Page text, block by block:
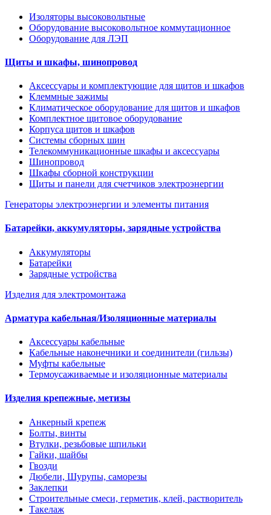
Изоляторы высоковольтные
Оборудование высоковольтное коммутационное
Оборудование для ЛЭП
Щиты и шкафы, шинопровод
Аксессуары и комплектующие для щитов и шкафов
Клеммные зажимы
Климатическое оборудование для щитов и шкафов
Комплектное щитовое оборудование
Корпуса щитов и шкафов
Системы сборных шин
Телекоммуникационные шкафы и аксессуары
Шинопровод
Шкафы сборной конструкции
Щиты и панели для счетчиков электроэнергии
Генераторы электроэнергии и элементы питания
Батарейки, аккумуляторы, зарядные устройства
Аккумуляторы
Батарейки
Зарядные устройства
Изделия для электромонтажа
Арматура кабельная/Изоляционные материалы
Аксессуары кабельные
Кабельные наконечники и соединители (гильзы)
Муфты кабельные
Термоусаживаемые и изоляционные материалы
Изделия крепежные, метизы
Анкерный крепеж
Болты, винты
Втулки, резьбовые шпильки
Гайки, шайбы
Гвозди
Дюбели, Шурупы, саморезы
Заклепки
Строительные смеси, герметик, клей, растворитель
Такелаж